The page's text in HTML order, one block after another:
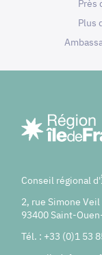
Près
Plus
Conseil régional
2, rue Simone Veil
93400 Saint-
Tél. : +33 (0)1 53